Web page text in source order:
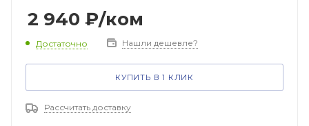
2 940 ₽/ком
Достаточно Нашли дешевле?
КУПИТЬ В 1 КЛИК
Рассчитать доставку